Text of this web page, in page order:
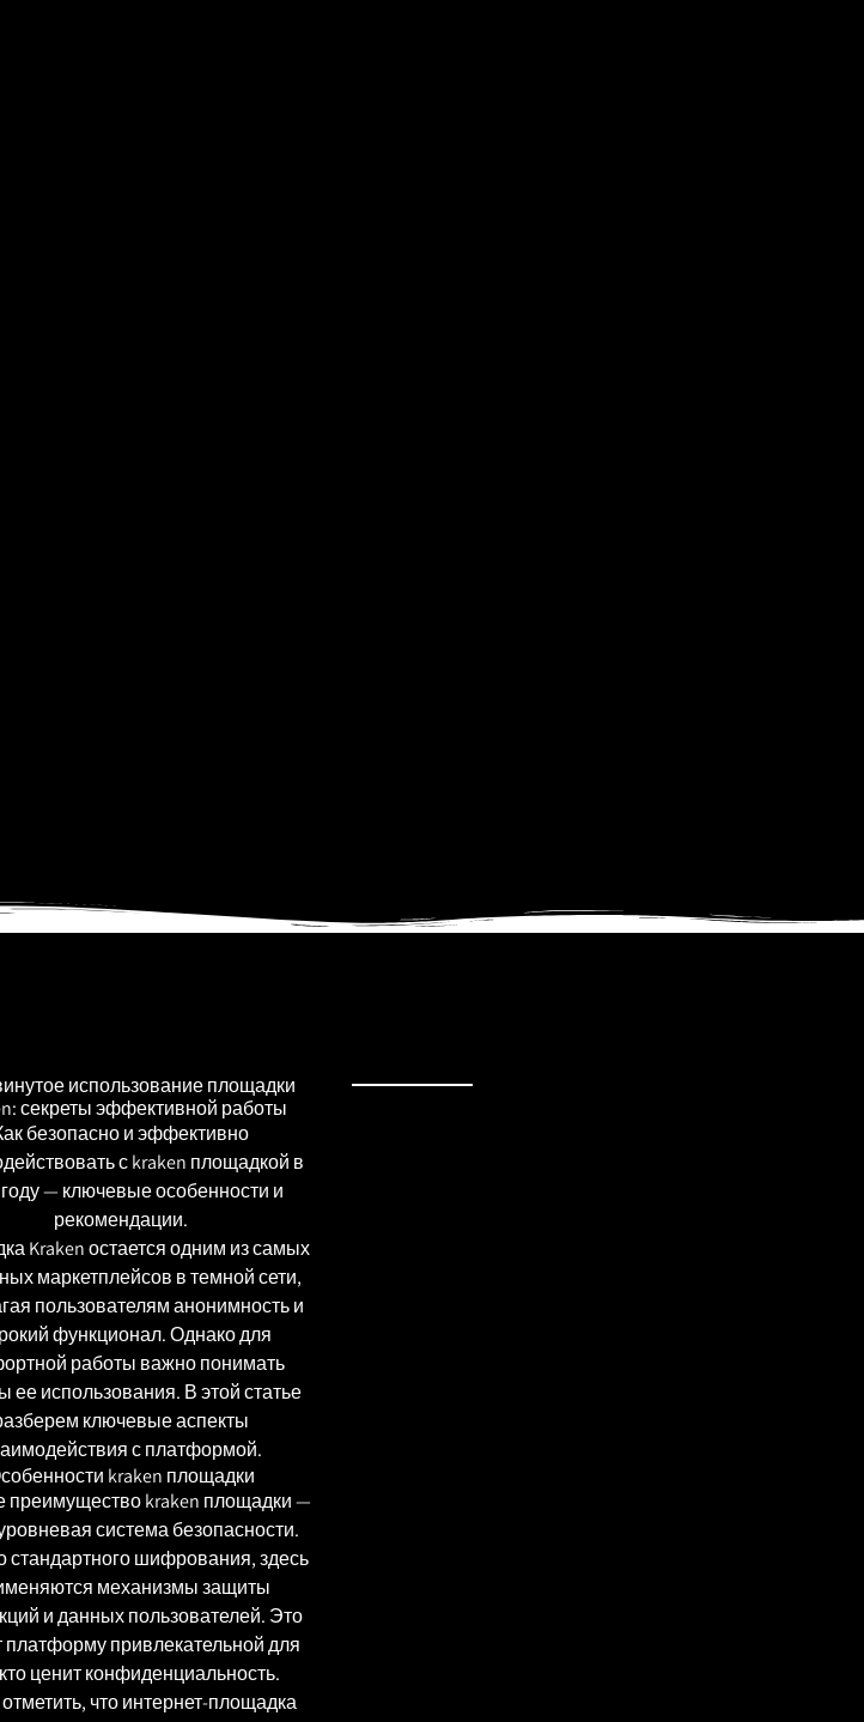
использование площадки
секреты эффективной работы
безопасно и эффективно
с kraken площадкой в
году — ключевые особенности и
рекомендации.
Kraken остается одним из самых
маркетплейсов в темной сети,
пользователям анонимность и
функционал. Однако для
работы важно понимать
ее использования. В этой статье
ключевые аспекты
с платформой.
kraken площадки
преимущество kraken площадки —
система безопасности.
шифрования, здесь
механизмы защиты
и данных пользователей. Это
платформу привлекательной для
ценит конфиденциальность.
что интернет-площадка